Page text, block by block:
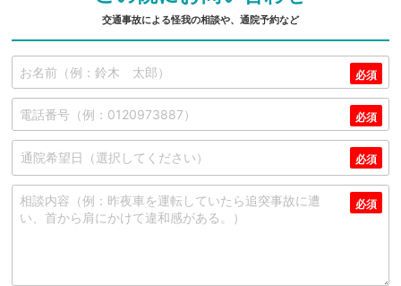
交通事故による怪我の相談や、通院予約など